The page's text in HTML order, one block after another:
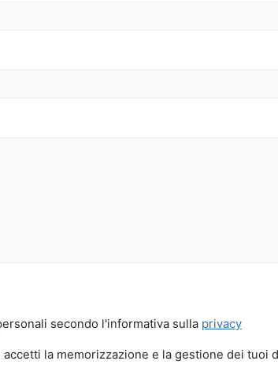
secondo l'informativa sulla privacy
la memorizzazione e la gestione dei tuoi